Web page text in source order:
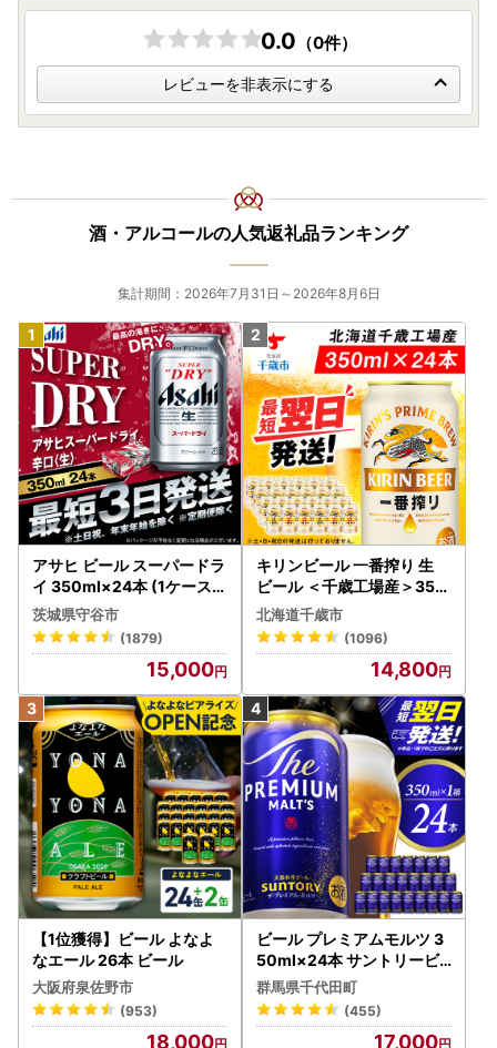
0.0 （0件）
レビューを非表示にする
酒・アルコールの人気返礼品ランキング
集計期間：2026年7月31日～2026年8月6日
アサヒ ビール スーパードラ
イ 350ml×24本 (1ケース)
究極の辛口 ＜茨城工場＞ 缶
ビール Asahi superDRY お
酒
茨城県守谷市
(1879)
15,000
キリンビール 一番搾り 生
ビール ＜千歳工場産＞350
ml（24本）
北海道千歳市
(1096)
14,800
【1位獲得】ビール よなよ
なエール 26本 ビール
大阪府泉佐野市
(953)
18,000
ビール プレミアムモルツ 3
50ml×24本 サントリービ
ール
群馬県千代田町
(455)
17,000